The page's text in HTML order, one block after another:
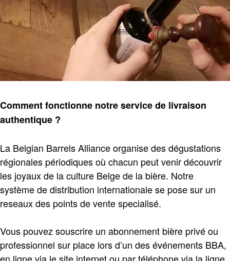
Comment fonctionne notreservice de livraison
authentique ?
La Belgian Barrels Alliance organise des dégustations
régionales périodiques où chacun peut venir découvrir
les joyaux de la culture Belge de la bière. Notre
système de distribution internationale se pose sur un
reseaux des points de vente specialisé.
Vous pouvez souscrire un abonnement bière privé ou
professionnel sur place lors d’un des événements BBA,